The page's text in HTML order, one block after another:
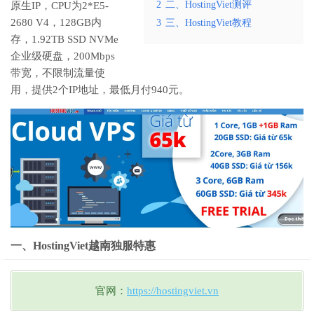
2 二、HostingViet测评
3 三、HostingViet教程
原生IP，CPU为2*E5-
2680 V4，128GB内
存，1.92TB SSD NVMe
企业级硬盘，200Mbps
带宽，不限制流量使
用，提供2个IP地址，最低月付940元。
一、HostingViet越南独服特惠
官网： https://hostingviet.vn